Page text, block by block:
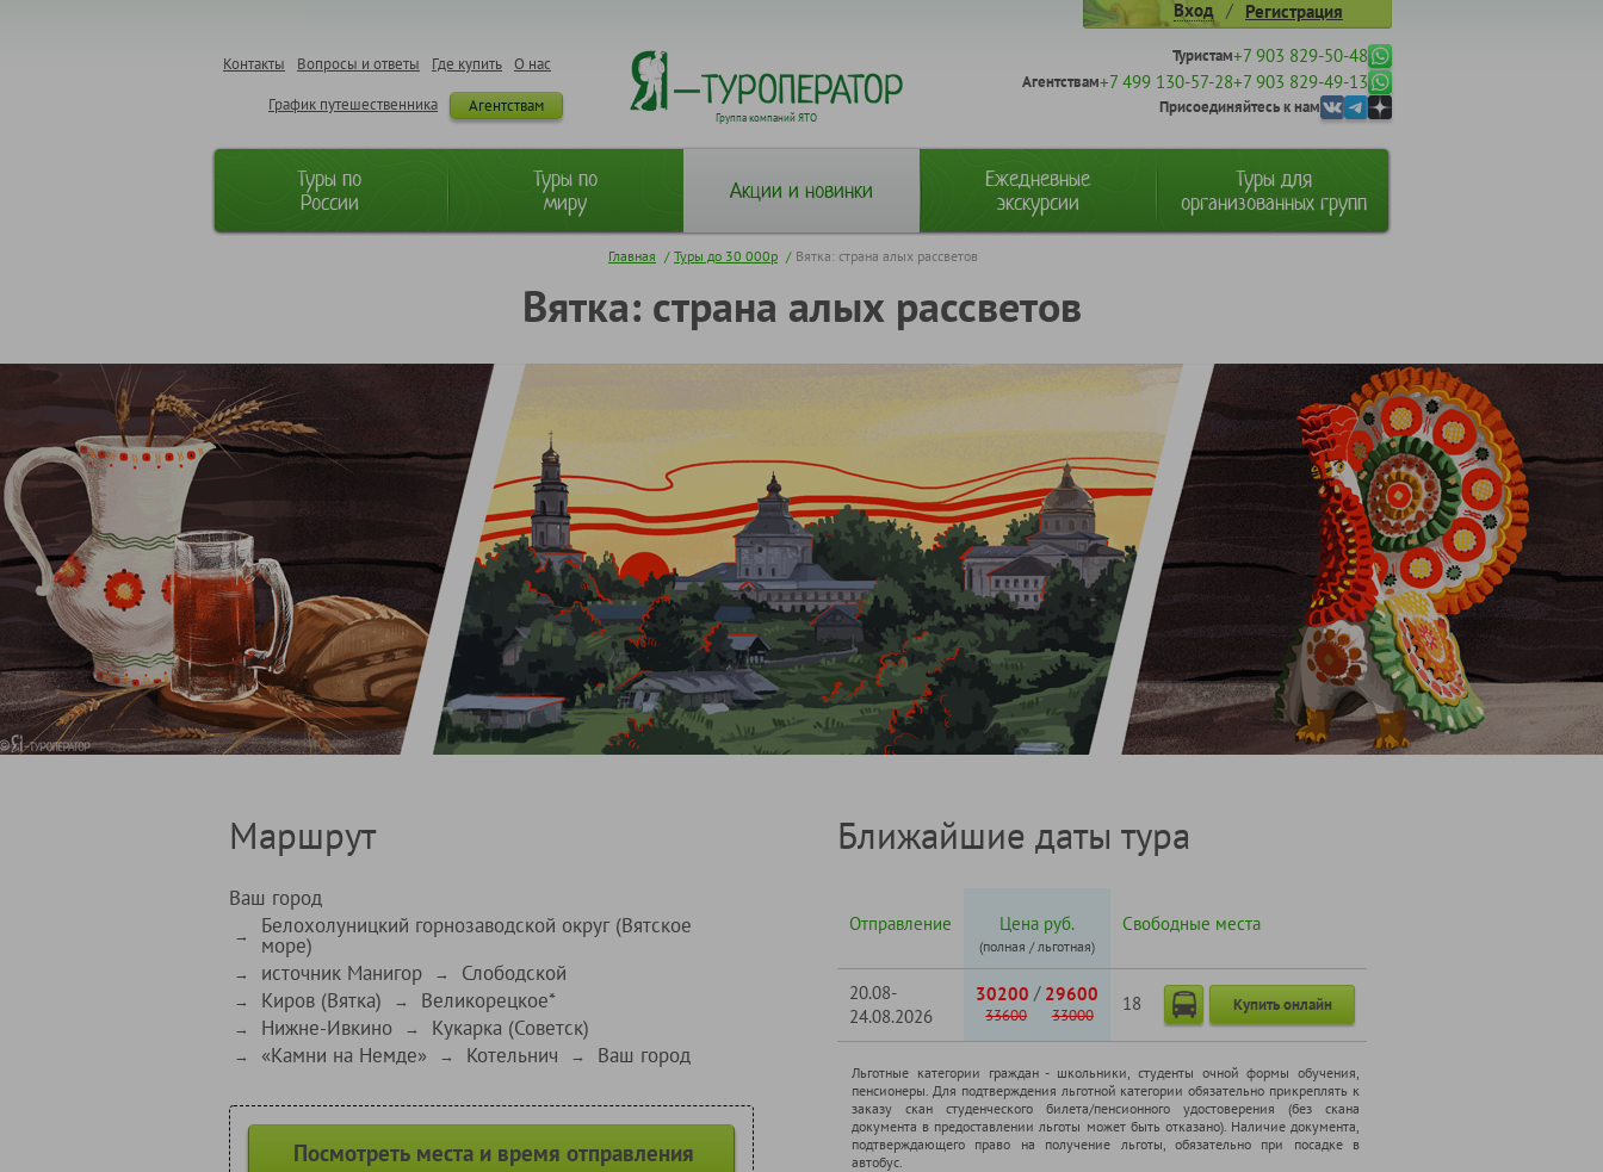
Вход / Регистрация
О нас
Где купить
Вопросы и ответы
Контакты
Агентствам
График путешественника
Группа компаний ЯТО
Туристам+7 903 829-50-48
Агентствам+7 499 130-57-28+7 903 829-49-13
Присоединяйтесь к нам
Туры по
России
Туры по
миру
Акции и новинки
Ежедневные
экскурсии
Туры для
организованных групп
Главная / Туры до 30 000р / Вятка: страна алых рассветов
Вятка: страна алых рассветов
Маршрут
Ваш город
→ Белохолуницкий горнозаводской округ (Вятское
море)
→ источник Манигор → Слободской
→ Киров (Вятка) → Великорецкое*
→ Нижне-Ивкино → Кукарка (Советск)
→ «Камни на Немде» → Котельнич → Ваш город
Посмотреть места и время отправления
Ближайшие даты тура
Отправление Цена руб.
(полная / льготная)
Свободные места
20.08-
24.08.2026
30200 / 29600
33600 33000
18 Купить онлайн
Льготные категории граждан - школьники, cтуденты очной формы обучения,
пенсионеры. Для подтверждения льготной категории обязательно прикреплять к
заказу скан студенческого билета/пенсионного удостоверения (без скана
документа в предоставлении льготы может быть отказано). Наличие документа,
подтверждающего право на получение льготы, обязательно при посадке в
автобус.